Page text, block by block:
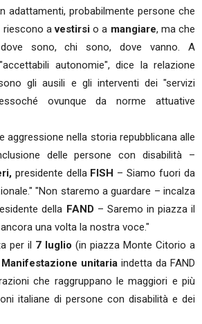
adattamenti, probabilmente persone che
riescono avestirsi o a mangiare, ma che
sono, chi sono, dove vanno. A
autonomie", dice la relazione
gli ausili e gli interventi dei "servizi
ovunque da norme attuative
aggressione nella storia repubblicana alle
delle persone con disabilità –
presidente della FISH – Siamo fuori da
"Non staremo a guardare – incalza
della FAND – Saremo in piazza il
una volta la nostra voce."
per il 7 luglio (in piazza Monte Citorio a
Manifestazione unitaria indetta da FAND
che raggruppano le maggiori e più
italiane di persone con disabilità e dei